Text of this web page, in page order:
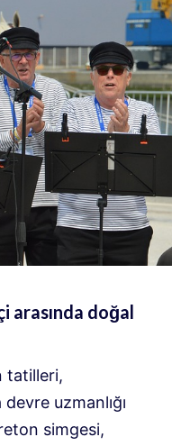
arasında doğal
tatilleri,
uzmanlığı
simgesi,